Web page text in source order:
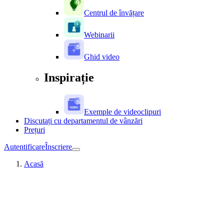
Centrul de învățare
Webinarii
Ghid video
Inspirație
Exemple de videoclipuri
Discutați cu departamentul de vânzări
Prețuri
AutentificareÎnscriere
Acasă